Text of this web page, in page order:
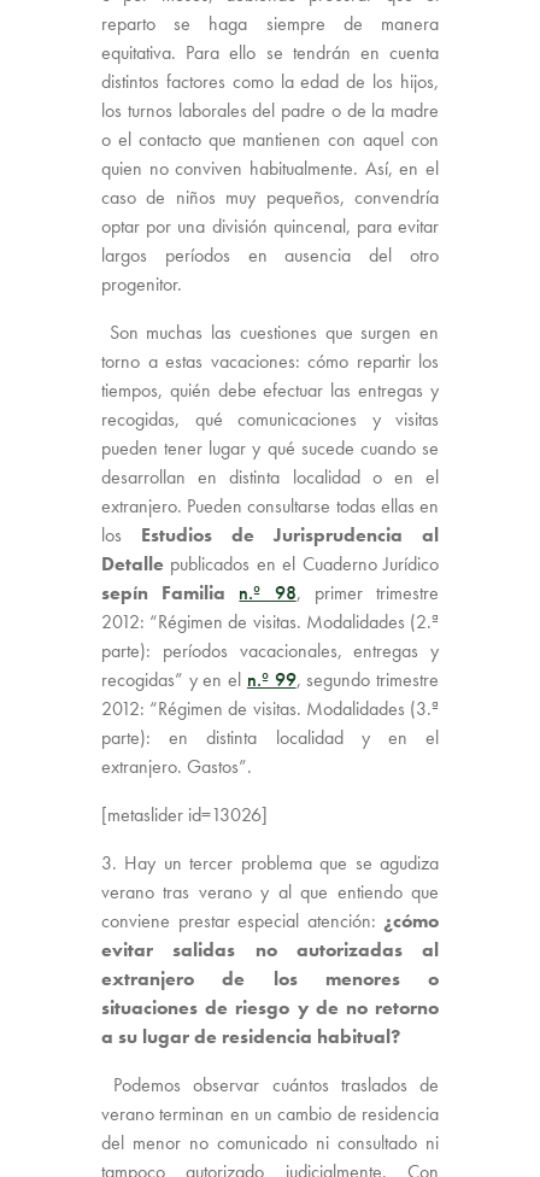
reparto se haga siempre de manera
equitativa. Para ello se tendrán en cuenta
distintos factores como la edad de los hijos,
los turnos laborales del padre o de la madre
o el contacto que mantienen con aquel con
quien no conviven habitualmente. Así, en el
caso de niños muy pequeños, convendría
optar por una división quincenal, para evitar
largos períodos en ausencia del otro
progenitor.
Son muchas las cuestiones que surgen en
torno a estas vacaciones: cómo repartir los
tiempos, quién debe efectuar las entregas y
recogidas, qué comunicaciones y visitas
pueden tener lugar y qué sucede cuando se
desarrollan en distinta localidad o en el
extranjero. Pueden consultarse todas ellas en
los Estudios de Jurisprudencia al
Detalle publicados en el Cuaderno Jurídico
sepín Familia
n.º 98, primer trimestre
2012: “Régimen de visitas. Modalidades (2.ª
parte): períodos vacacionales, entregas y
recogidas” y en el n.º 99, segundo trimestre
2012: “Régimen de visitas. Modalidades (3.ª
parte): en distinta localidad y en el
extranjero. Gastos”.
[metaslider id=13026]
3. Hay un tercer problema que se agudiza
verano tras verano y al que entiendo que
conviene prestar especial atención: ¿cómo
evitar salidas no autorizadas al
extranjero de los menores o
situaciones de riesgo y de no retorno
a su lugar de residencia habitual?
Podemos observar cuántos traslados de
verano terminan en un cambio de residencia
del menor no comunicado ni consultado ni
tampoco autorizado judicialmente. Con